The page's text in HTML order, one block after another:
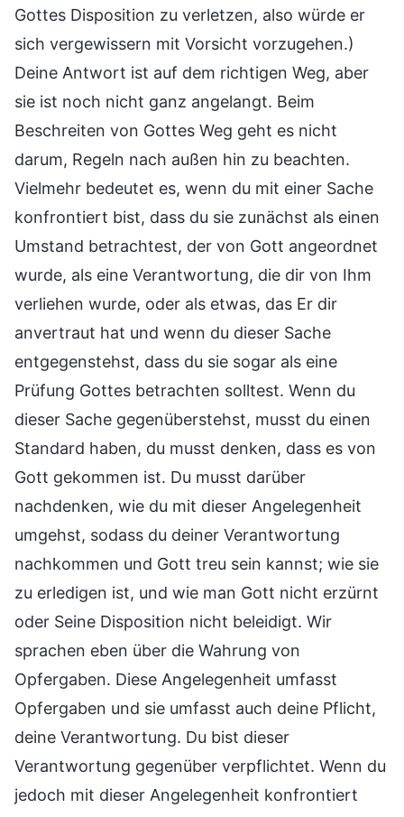
Gottes Disposition zu verletzen, also würde er
sich vergewissern mit Vorsicht vorzugehen.)
Deine Antwort ist auf dem richtigen Weg, aber
sie ist noch nicht ganz angelangt. Beim
Beschreiten von Gottes Weg geht es nicht
darum, Regeln nach außen hin zu beachten.
Vielmehr bedeutet es, wenn du mit einer Sache
konfrontiert bist, dass du sie zunächst als einen
Umstand betrachtest, der von Gott angeordnet
wurde, als eine Verantwortung, die dir von Ihm
verliehen wurde, oder als etwas, das Er dir
anvertraut hat und wenn du dieser Sache
entgegenstehst, dass du sie sogar als eine
Prüfung Gottes betrachten solltest. Wenn du
dieser Sache gegenüberstehst, musst du einen
Standard haben, du musst denken, dass es von
Gott gekommen ist. Du musst darüber
nachdenken, wie du mit dieser Angelegenheit
umgehst, sodass du deiner Verantwortung
nachkommen und Gott treu sein kannst; wie sie
zu erledigen ist, und wie man Gott nicht erzürnt
oder Seine Disposition nicht beleidigt. Wir
sprachen eben über die Wahrung von
Opfergaben. Diese Angelegenheit umfasst
Opfergaben und sie umfasst auch deine Pflicht,
deine Verantwortung. Du bist dieser
Verantwortung gegenüber verpflichtet. Wenn du
jedoch mit dieser Angelegenheit konfrontiert